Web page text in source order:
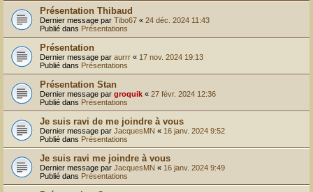
Présentation Thibaud
Dernier message par Tibo67 « 24 déc. 2024 11:43
Publié dans Présentations
Présentation
Dernier message par aurrr « 17 nov. 2024 19:13
Publié dans Présentations
Présentation Stan
Dernier message par groquik « 27 févr. 2024 12:36
Publié dans Présentations
Je suis ravi de me joindre à vous
Dernier message par JacquesMN « 16 janv. 2024 9:52
Publié dans Présentations
Je suis ravi me joindre à vous
Dernier message par JacquesMN « 16 janv. 2024 9:49
Publié dans Présentations